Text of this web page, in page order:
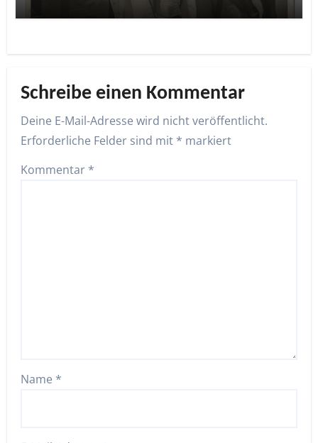
Schreibe einen Kommentar
Deine E-Mail-Adresse wird nicht veröffentlicht.
Erforderliche Felder sind mit * markiert
Kommentar *
Name *